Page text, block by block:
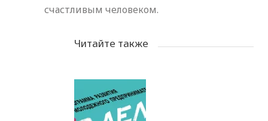
счастливым человеком.
Читайте также